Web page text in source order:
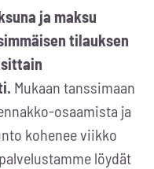
ja maksu
tilauksen
Mukaan tanssimaan
osaamista ja
kohenee viikko
löydät